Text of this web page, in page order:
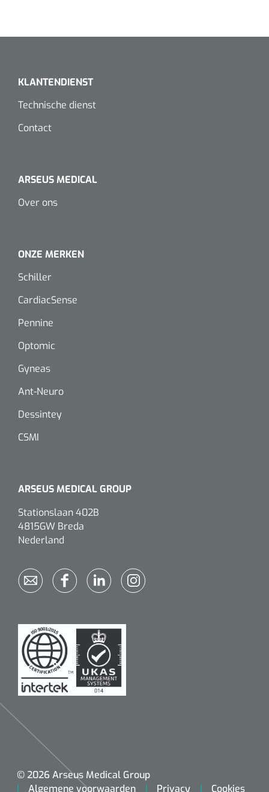
Chirurgische pincet - 14 cm - 1 st
Hysterometer Sims - niet plooibaar - 32 cm - 1 st
KLANTENDIENST
Technische dienst
Contact
ARSEUS MEDICAL
Over ons
ONZE MERKEN
Schiller
CardiacSense
Pennine
Optomic
Gyneas
Ant-Neuro
Dessintey
CSMI
ARSEUS MEDICAL GROUP
Stationslaan 402B
4815GW Breda
Nederland
© 2026 Arseus Medical Group
Algemene voorwaarden
Privacy Cookies